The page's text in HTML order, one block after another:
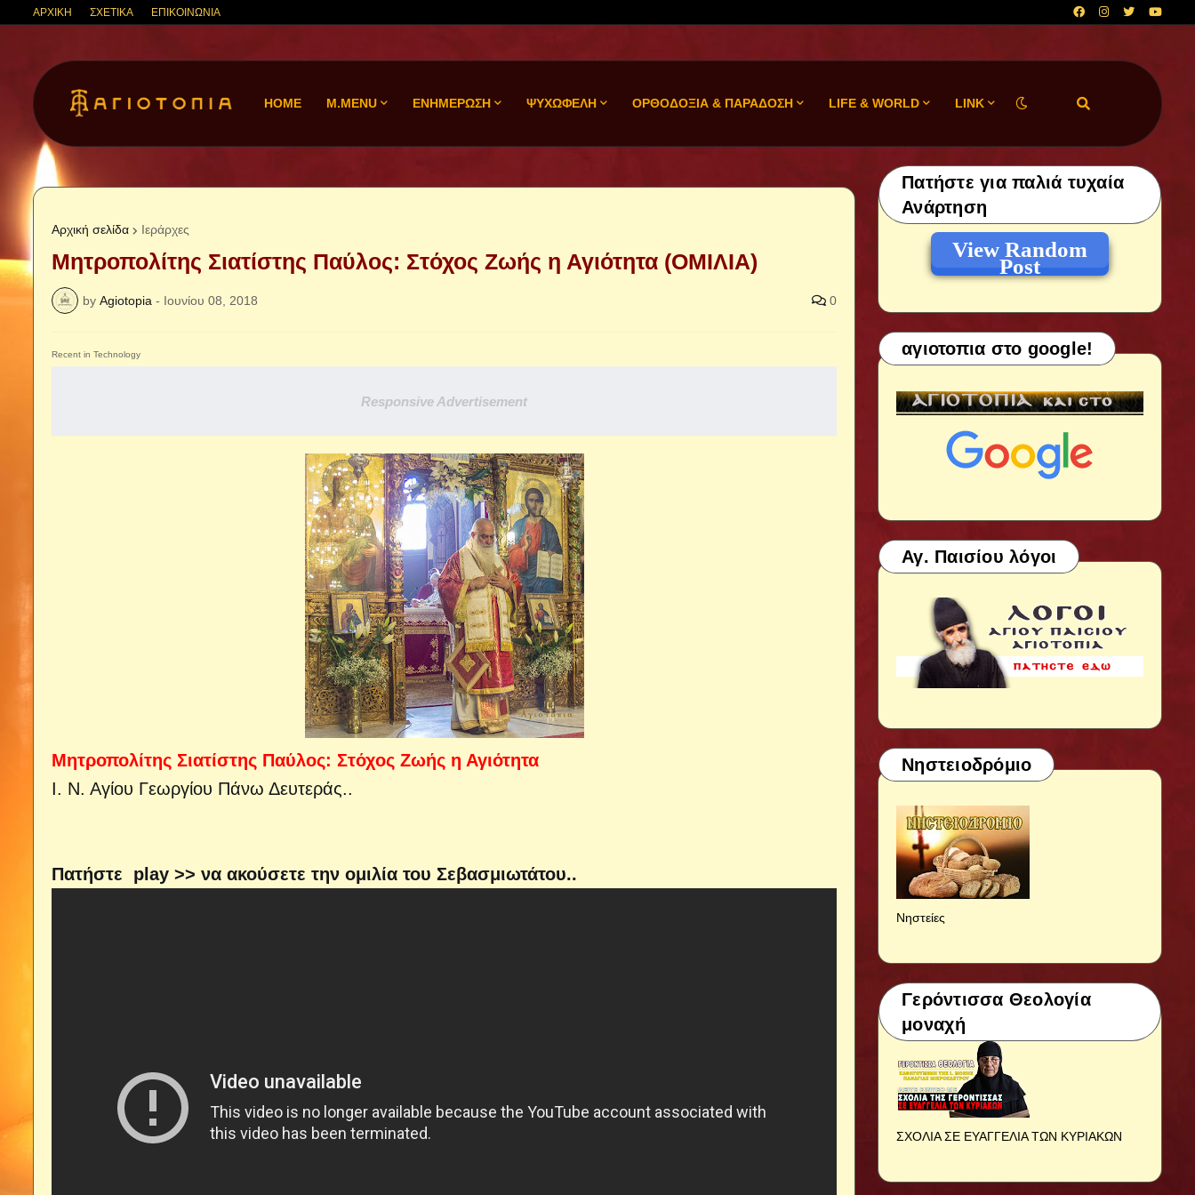
ΑΡΧΙΚΗ ΣΧΕΤΙΚΑ ΕΠΙΚΟΙΝΩΝΙΑ
HOME M.MENU ΕΝΗΜΕΡΩΣΗ ΨΥΧΩΦΕΛΗ ΟΡΘΟΔΟΞΙΑ & ΠΑΡΑΔΟΣΗ LIFE & WORLD LINK
Αρχική σελίδα Ιεράρχες
Μητροπολίτης Σιατίστης Παύλος: Στόχος Ζωής η Αγιότητα (ΟΜΙΛΙΑ)
by Agiotopia - Ιουνίου 08, 2018 0
Recent in Technology
Responsive Advertisement
Μητροπολίτης Σιατίστης Παύλος: Στόχος Ζωής η Αγιότητα
Ι. Ν. Αγίου Γεωργίου Πάνω Δευτεράς..
Πατήστε play >> να ακούσετε την ομιλία του Σεβασμιωτάτου..
Πατήστε για παλιά τυχαία
Ανάρτηση
View Random
Post
αγιοτοπια στο google!
Αγ. Παισίου λόγοι
Νηστειοδρόμιο
Νηστείες
Γερόντισσα Θεολογία
μοναχή
ΣΧΟΛΙΑ ΣΕ ΕΥΑΓΓΕΛΙΑ ΤΩΝ ΚΥΡΙΑΚΩΝ